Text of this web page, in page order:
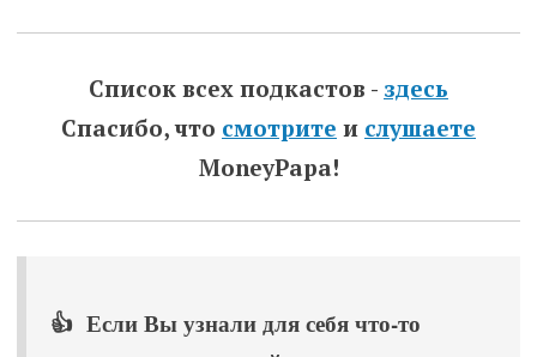
Список всех подкастов - здесь
Спасибо, что смотрите и слушаете
MoneyPapa!
👍 Если Вы узнали для себя что-то